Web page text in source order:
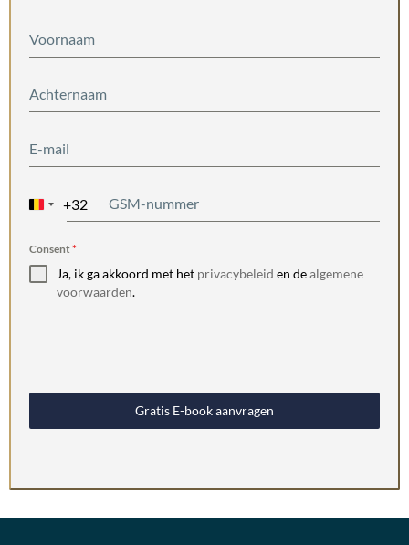
Belgium
+32
Consent*
Ja, ik ga akkoord met het privacybeleid en dealgemene
voorwaarden.
Gratis E-book aanvragen